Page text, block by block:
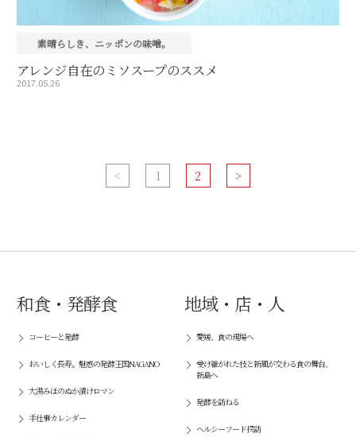
素晴らしき、ニッポンの味噌。
アレンジ自在のミソスープのススメ
2017.05.26
< 1 2 >
和食・発酵食
コーヒーと発酵
おいしく長寿。魅惑の発酵王国NAGANO
大湯みほのぬか漬けロマン
手仕事カレンダー
地域・店・人
愛媛、食の現場へ
受け継がれた技と新風が交わる食の舞台、
新島へ
発酵を訪ねる
ヘルシーフード探訪